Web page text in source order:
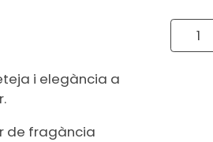
i elegància a
de fragància